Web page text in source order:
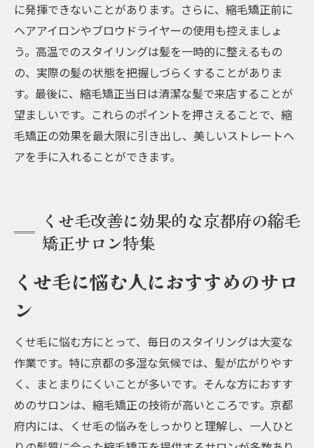
に発揮できないことがあります。さらに、縮毛矯正前に
ヘアアイロンやブロウドライヤーの使用も控えましょ
う。高温でのスタイリングは髪を一時的に整えるもの
の、実際の髪の状態を把握しづらくすることがありま
す。最後に、縮毛矯正当日は清潔な髪で来店することが
望ましいです。これらのポイントを押さえることで、縮
毛矯正の効果を最大限に引き出し、美しいストレートヘ
アを手に入れることができます。
くせ毛改善に効果的な京都府の縮毛
矯正サロン特集
くせ毛に悩む人におすすめのサロ
ン
くせ毛に悩む方にとって、毎日のスタイリングは大変な
作業です。特に京都の多湿な気候では、髪が広がりやす
く、まとまりにくいことが多いです。そんな方におすす
めのサロンは、縮毛矯正の技術が高いところです。京都
府内には、くせ毛の悩みをしっかりと理解し、一人ひと